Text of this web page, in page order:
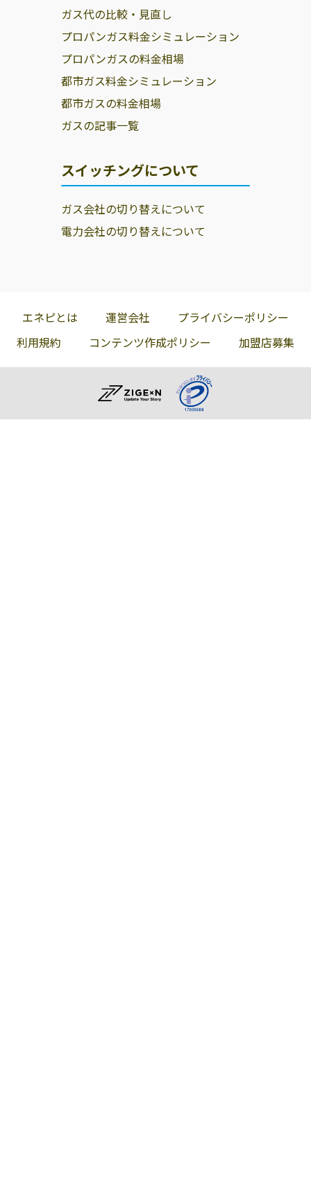
ガス代の比較・見直し
プロパンガス料金シミュレーション
プロパンガスの料金相場
都市ガス料金シミュレーション
都市ガスの料金相場
ガスの記事一覧
スイッチングについて
ガス会社の切り替えについて
電力会社の切り替えについて
エネピとは 運営会社
プライバシーポリシー
利用規約
コンテンツ作成ポリシー 加盟店募集